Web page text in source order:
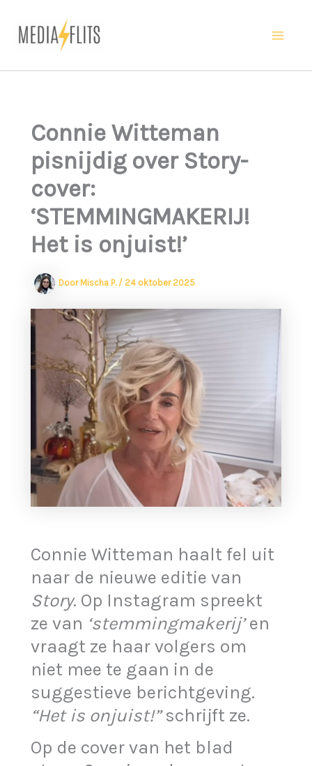
naar
Connie Witteman
pisnijdig over Story-
cover:
‘STEMMINGMAKERIJ!
Het is onjuist!’
Door Mischa P. / 24 oktober 2025
Connie Witteman haalt fel uit
naar de nieuwe editie van
Story. Op Instagram spreekt
ze van ‘stemmingmakerij’en
vraagt ze haar volgers om
niet mee te gaan in de
suggestieve berichtgeving.
“Het is onjuist!”schrijft ze.
Op de cover van het blad